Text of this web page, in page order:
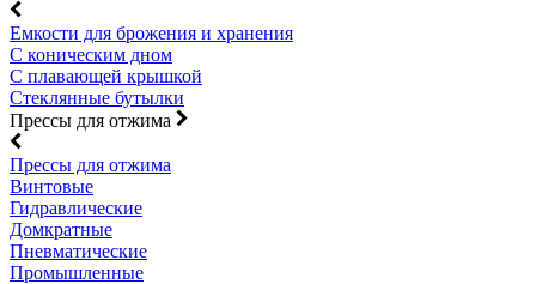
Емкости для брожения и хранения
С коническим дном
С плавающей крышкой
Стеклянные бутылки
Прессы для отжима
Прессы для отжима
Винтовые
Гидравлические
Домкратные
Пневматические
Промышленные